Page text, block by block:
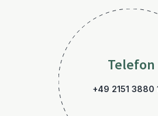
Telefon
+49 2151 3880